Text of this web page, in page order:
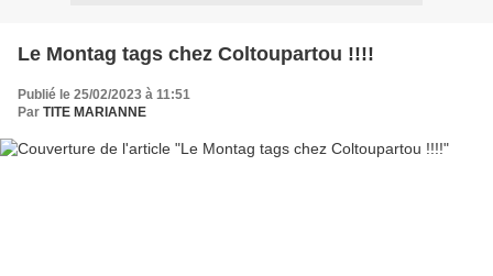
Le Montag tags chez Coltoupartou !!!!
Publié le 25/02/2023 à 11:51
Par TITE MARIANNE